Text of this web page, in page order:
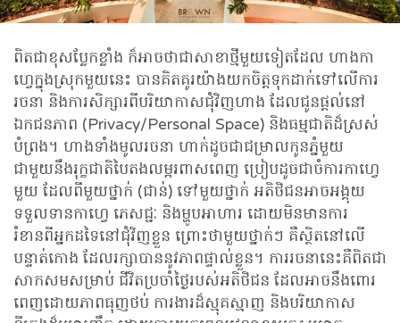
ពិតជាខុសប្លែកខ្លាំង ក៏អាចថាជាសាខាថ្មីមួយទៀតដែល ហាងកា
ហ្វេក្នុងស្រុកមួយនេះ បានគិតគូរយ៉ាងយកចិត្តទុកដាក់ទៅលើការ
រចនា និងការសិក្សារពីបរិយាកាសជុំវិញហាង ដែលជូនផ្តល់នៅ
ឯកជនភាព (Privacy/Personal Space) និងធម្មជាតិដ៏ស្រស់
បំព្រង។ ហាងទាំងមូលរចនា ហាក់ដូចជាជម្រាលកូនភ្នំមួយ
ជាមួយនឹងរុក្ខជាតិបៃតងលម្អរពាសពេញ ប្រៀបដូចជាចំការកាហ្វេ
មួយ ដែលពីមួយថ្នាក់ (ជាន់) ទៅមួយថ្នាក់ អតិថិជនអាចអង្គុយ
ទទួលទានកាហ្វេ ភេសជ្ជៈ និងម្ហូបអាហារ ដោយមិនមានការ
រំខានពីអ្នកដទៃនៅជុំវិញខ្លួន ព្រោះថាមួយថ្នាក់ៗ គឺស្ថិតនៅលើ
បន្ទាត់កោង ដែលរក្សាបាននូវភាពផ្ទាល់ខ្លួន។ ការរចនានេះគឺពិតជា
សាកសមសម្រាប់ ជីវិតប្រចាំថ្ងៃរបស់អតិថិជន ដែលអាចនឹងពោរ
ពេញដោយភាពធុញថប់ ការងារដ៏ស្មុគស្មាញ និងបរិយាកាស